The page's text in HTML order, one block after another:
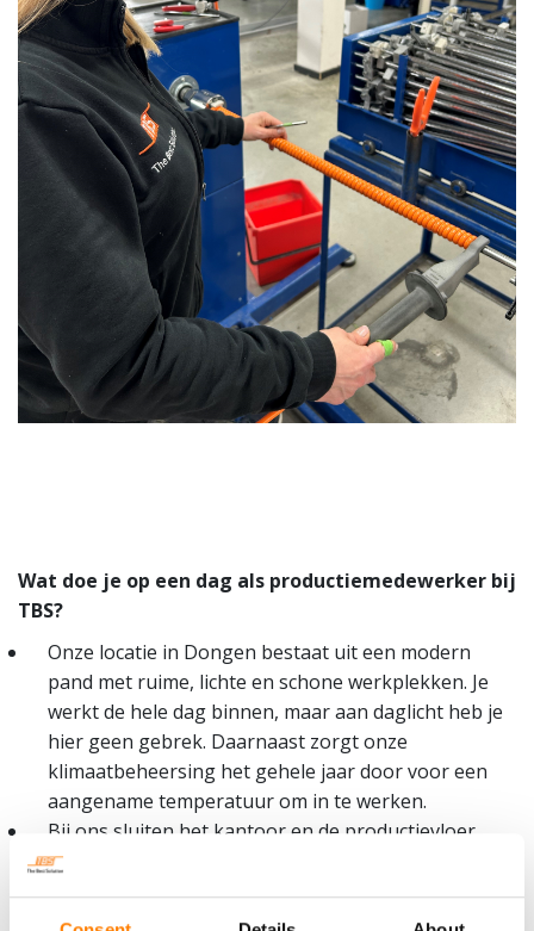
Wat doe je op een dag als productiemedewerker bij
TBS?
Onze locatie in Dongen bestaat uit een modern
pand met ruime, lichte en schone werkplekken. Je
werkt de hele dag binnen, maar aan daglicht heb je
hier geen gebrek. Daarnaast zorgt onze
klimaatbeheersing het gehele jaar door voor een
aangename temperatuur om in te werken.
Bij ons sluiten het kantoor en de productievloer
naadloos op elkaar aan. De gezamenlijke lunch, de
gezellige bedrijfsfeestjes en het directe contact
met de directie zorgen voor een hele prettige,